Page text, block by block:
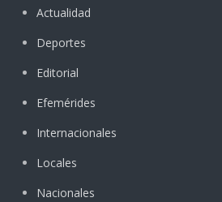
Actualidad
Deportes
Editorial
Efemérides
Internacionales
Locales
Nacionales